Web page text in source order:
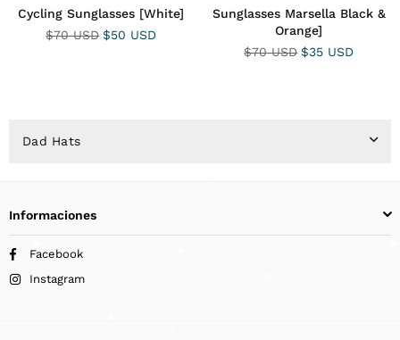
Cycling Sunglasses [White]
Precio
$70 USD $50 USD
Sunglasses Marsella Black &
Orange]
Precio
$70 USD $35 USD
Dad Hats
Informaciones
Facebook
Instagram